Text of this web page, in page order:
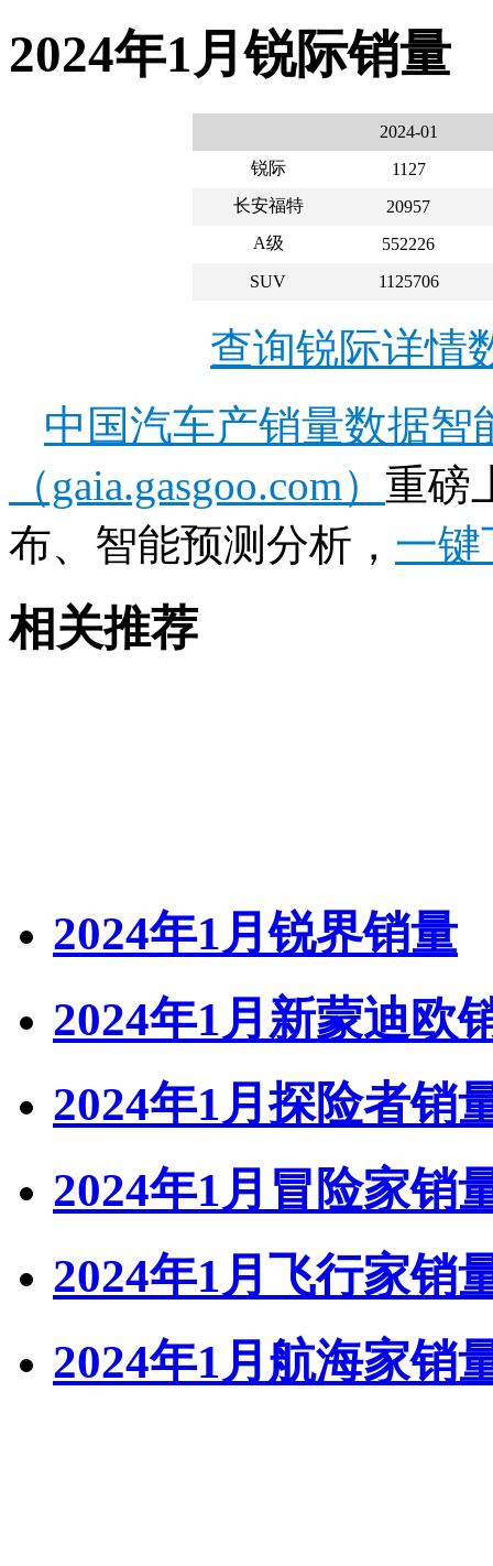
2024年1月锐际销量
2024-01
锐际
1127
长安福特
20957
A级
552226
SUV
1125706
查询锐际详情
中国汽车产销量数据
（gaia.gasgoo.com） 重磅
布、智能预测分析， 一键
相关推荐
2024年1月锐界销量
2024年1月新蒙迪欧
2024年1月探险者销
2024年1月冒险家销
2024年1月飞行家销
2024年1月航海家销